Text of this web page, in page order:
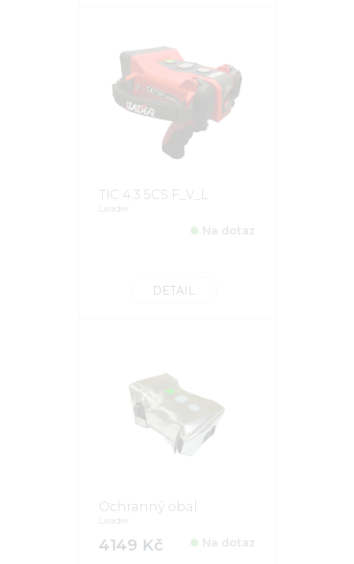
TIC 4.3 5CS F_V_L
Leader
Na dotaz
DETAIL
Ochranný obal
Leader
4149 Kč Na dotaz